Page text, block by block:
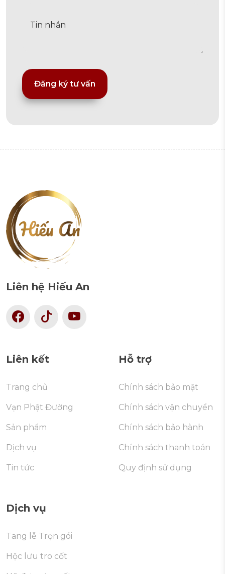
Liên hệ Hiếu An
Liên kết
Trang chủ
Vạn Phật Đường
Sản phẩm
Dịch vụ
Tin tức
Hỗ trợ
Chính sách bảo mật
Chính sách vận chuyển
Chính sách bảo hành
Chính sách thanh toán
Quy định sử dụng
Dịch vụ
Tang lễ Trọn gói
Hộc lưu tro cốt